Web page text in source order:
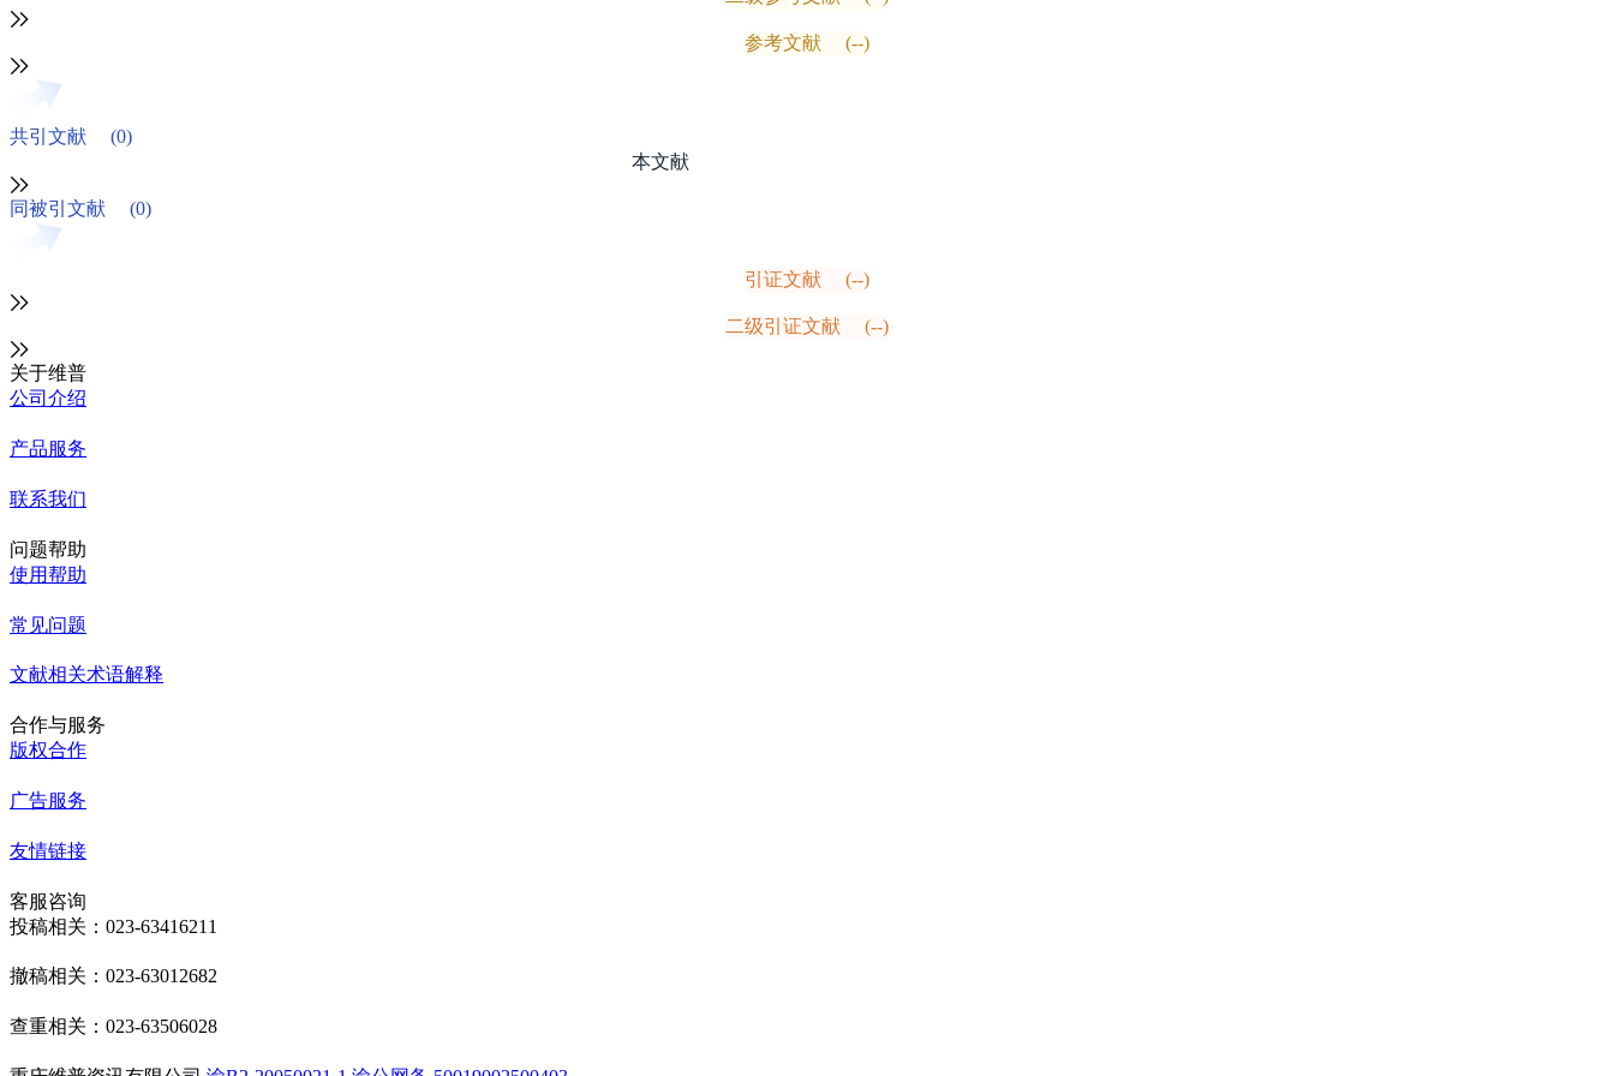
参考文献 (--)
共引文献
(0)
本文献
同被引文献 (0)
引证文献 (--)
二级引证文献 (--)
关于维普
公司介绍
产品服务
联系我们
问题帮助
使用帮助
常见问题
文献相关术语解释
合作与服务
版权合作
广告服务
友情链接
客服咨询
投稿相关：023-63416211
撤稿相关：023-63012682
查重相关：023-63506028